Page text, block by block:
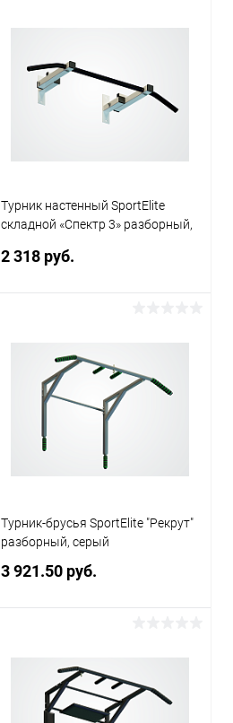
Купить в 1 клик
В избранное Недоступно
Турник настенный SportElite
складной «Спектр 3» разборный,
2 318 руб.
Купить в 1 клик Сравнение
В избранное
Турник-брусья SportElite "Рекрут"
разборный, серый
3 921.50 руб.
Купить в 1 клик Сравнение